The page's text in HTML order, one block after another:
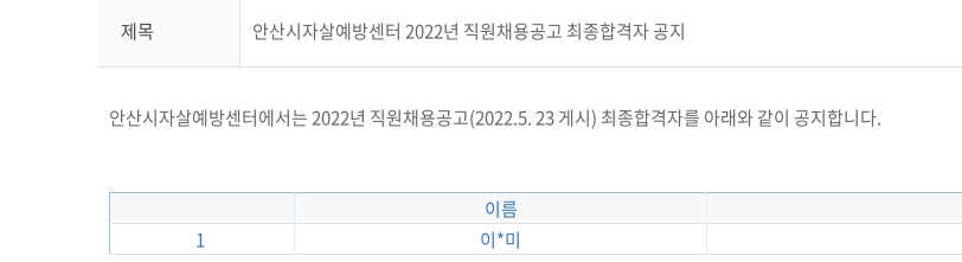
제목 안산시자살예방센터 2022년 직원채용공고 최종합격자 공지
안산시자살예방센터에서는 2022년 직원채용공고(2022.5. 23 게시) 최종합격자를 아래와 같이 공지합니다.
이름
1
이*미